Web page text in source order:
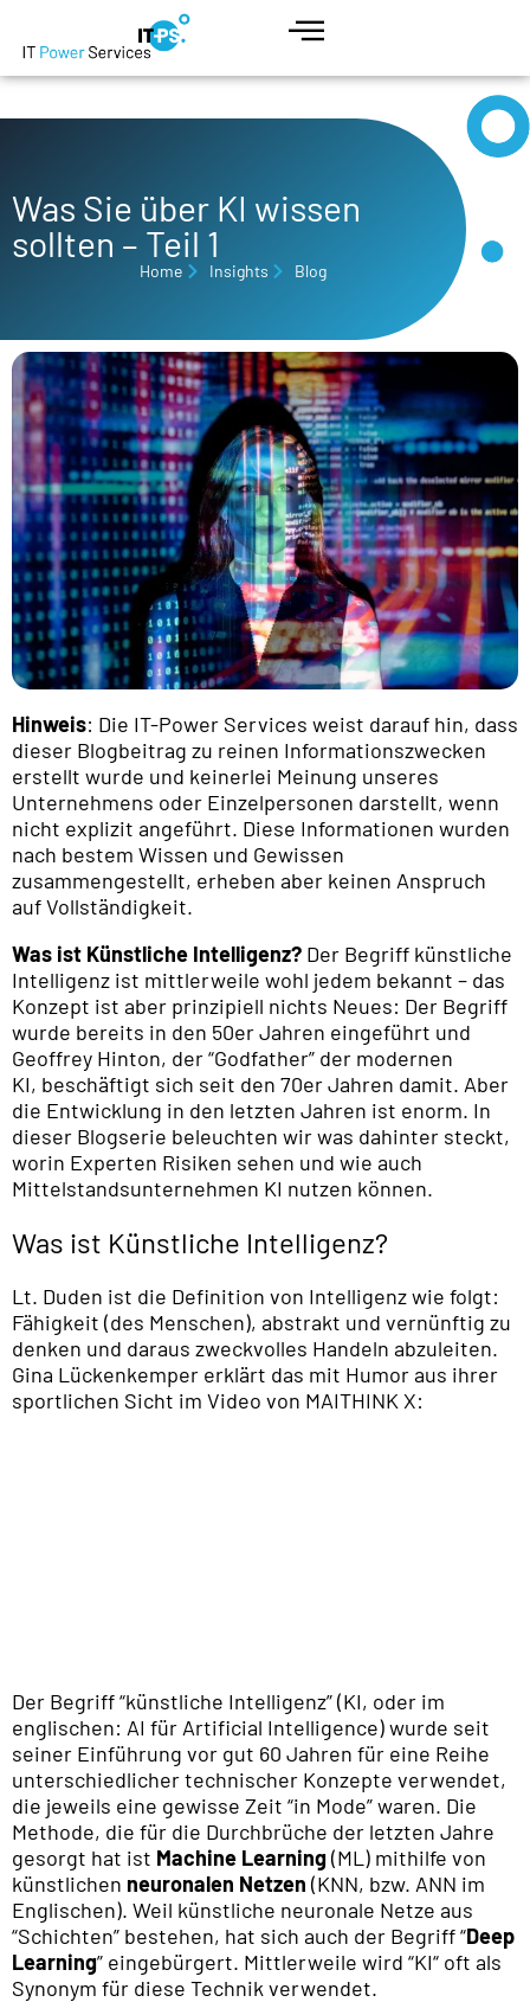
Was Sie über KI wissen
sollten – Teil 1
Home Insights Blog
Hinweis: Die IT-Power Services weist darauf hin, dass
dieser Blogbeitrag zu reinen Informationszwecken
erstellt wurde und keinerlei Meinung unseres
Unternehmens oder Einzelpersonen darstellt, wenn
nicht explizit angeführt. Diese Informationen wurden
nach bestem Wissen und Gewissen
zusammengestellt, erheben aber keinen Anspruch
auf Vollständigkeit.
Was ist Künstliche Intelligenz? Der Begriff künstliche
Intelligenz ist mittlerweile wohl jedem bekannt – das
Konzept ist aber prinzipiell nichts Neues: Der Begriff
wurde bereits in den 50er Jahren eingeführt und
Geoffrey Hinton, der “Godfather” der modernen
KI, beschäftigt sich seit den 70er Jahren damit. Aber
die Entwicklung in den letzten Jahren ist enorm. In
dieser Blogserie beleuchten wir was dahinter steckt,
worin Experten Risiken sehen und wie auch
Mittelstandsunternehmen KI nutzen können.
Was ist Künstliche Intelligenz?
Lt. Duden ist die Definition von Intelligenz wie folgt:
Fähigkeit (des Menschen), abstrakt und vernünftig zu
denken und daraus zweckvolles Handeln abzuleiten.
Gina Lückenkemper erklärt das mit Humor aus ihrer
sportlichen Sicht im Video von MAITHINK X:
Der Begriff “künstliche Intelligenz” (KI, oder im
englischen: AI für Artificial Intelligence) wurde seit
seiner Einführung vor gut 60 Jahren für eine Reihe
unterschiedlicher technischer Konzepte verwendet,
die jeweils eine gewisse Zeit “in Mode” waren. Die
Methode, die für die Durchbrüche der letzten Jahre
gesorgt hat ist Machine Learning(ML) mithilfe von
künstlichen neuronalen Netzen (KNN, bzw. ANN im
Englischen). Weil künstliche neuronale Netze aus
“Schichten” bestehen, hat sich auch der Begriff “Deep
Learning” eingebürgert. Mittlerweile wird “KI“ oft als
Synonym für diese Technik verwendet.